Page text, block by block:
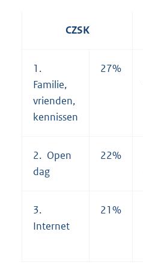
CZSK
1.
Familie,
vrienden,
kennissen
27%
2. Open
dag
22%
3.
Internet
21%